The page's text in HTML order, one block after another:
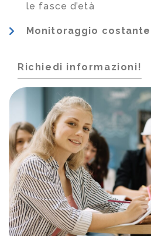
le fasce d’età
Monitoraggio costante
Richiedi informazioni!